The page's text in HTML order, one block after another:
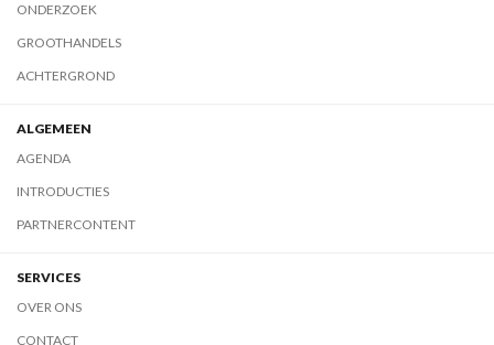
ONDERZOEK
GROOTHANDELS
ACHTERGROND
ALGEMEEN
AGENDA
INTRODUCTIES
PARTNERCONTENT
SERVICES
OVER ONS
CONTACT